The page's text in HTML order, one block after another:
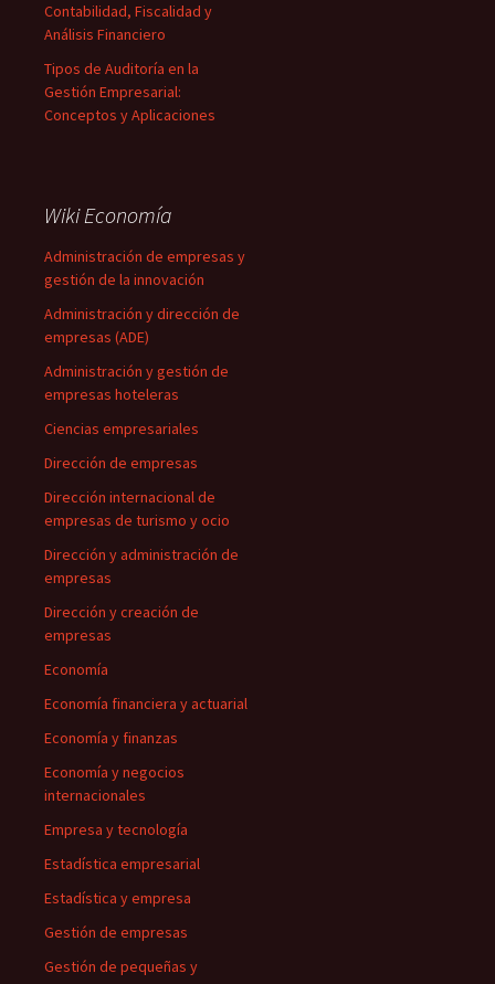
Contabilidad, Fiscalidad y
Análisis Financiero
Tipos de Auditoría en la
Gestión Empresarial:
Conceptos y Aplicaciones
Wiki Economía
Administración de empresas y
gestión de la innovación
Administración y dirección de
empresas (ADE)
Administración y gestión de
empresas hoteleras
Ciencias empresariales
Dirección de empresas
Dirección internacional de
empresas de turismo y ocio
Dirección y administración de
empresas
Dirección y creación de
empresas
Economía
Economía financiera y actuarial
Economía y finanzas
Economía y negocios
internacionales
Empresa y tecnología
Estadística empresarial
Estadística y empresa
Gestión de empresas
Gestión de pequeñas y